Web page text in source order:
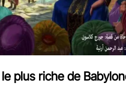
plus riche de